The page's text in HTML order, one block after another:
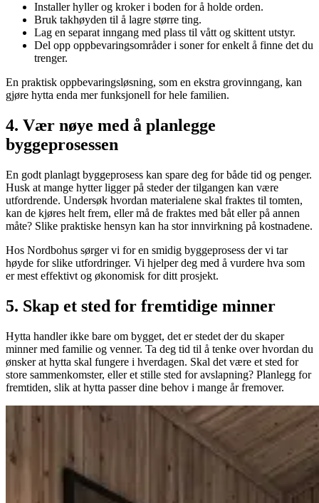
Installer hyller og kroker i boden for å holde orden.
Bruk takhøyden til å lagre større ting.
Lag en separat inngang med plass til vått og skittent utstyr.
Del opp oppbevaringsområder i soner for enkelt å finne det du
trenger.
En praktisk oppbevaringsløsning, som en ekstra grovinngang, kan
gjøre hytta enda mer funksjonell for hele familien.
4. Vær nøye med å planlegge
byggeprosessen
En godt planlagt byggeprosess kan spare deg for både tid og penger.
Husk at mange hytter ligger på steder der tilgangen kan være
utfordrende. Undersøk hvordan materialene skal fraktes til tomten,
kan de kjøres helt frem, eller må de fraktes med båt eller på annen
måte? Slike praktiske hensyn kan ha stor innvirkning på kostnadene.
Hos Nordbohus sørger vi for en smidig byggeprosess der vi tar
høyde for slike utfordringer. Vi hjelper deg med å vurdere hva som
er mest effektivt og økonomisk for ditt prosjekt.
5. Skap et sted for fremtidige minner
Hytta handler ikke bare om bygget, det er stedet der du skaper
minner med familie og venner. Ta deg tid til å tenke over hvordan du
ønsker at hytta skal fungere i hverdagen. Skal det være et sted for
store sammenkomster, eller et stille sted for avslapning? Planlegg for
fremtiden, slik at hytta passer dine behov i mange år fremover.